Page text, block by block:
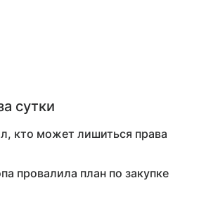
сутки
кто может лишиться права
провалила план по закупке